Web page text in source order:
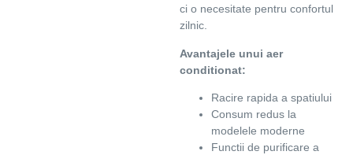
ci o necesitate pentru confortul
zilnic.
Avantajele unui aer
conditionat:
Racire rapida a spatiului
Consum redus la
modelele moderne
Functii de purificare a